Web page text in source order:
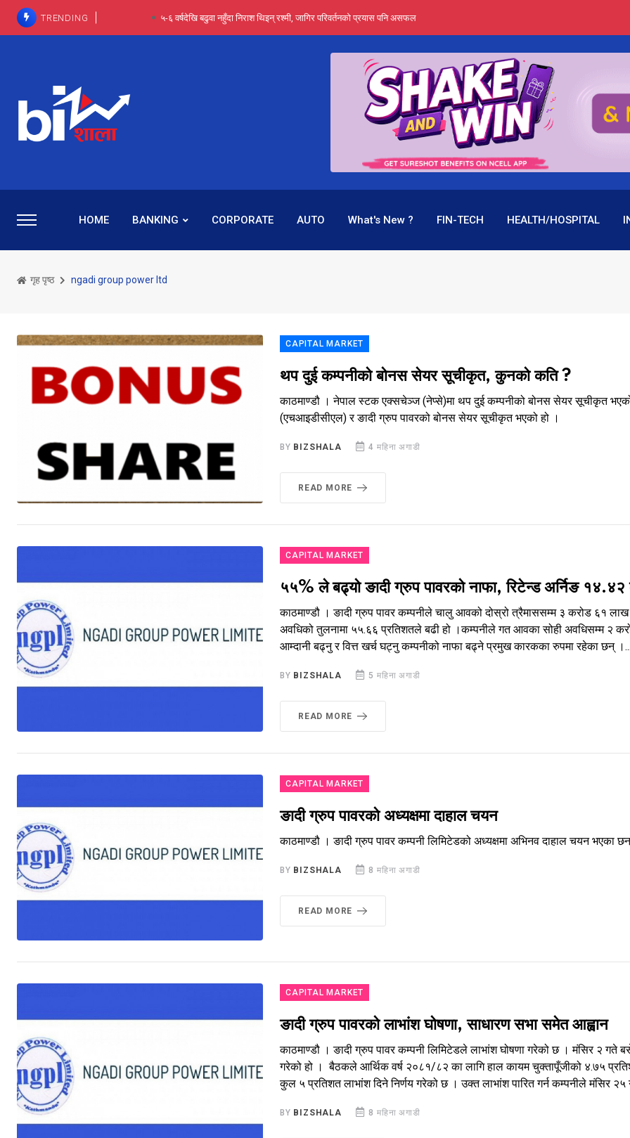
TRENDING आईपीओ आवेदन रोकिएका छैनन्, तर अब कम्पनी नबुझी दर्ता हुँदैन : सेबोन अध्यक्ष भट्ट
पाँच वर्षसम्म अदालत मौन, पद सकिएपछि महाप्रसाद ‘योग्य’ !
प्रभू बैंकका सञ्चालक बस्नेतमाथि राष्ट्र बैंकको ‘कन्सर्न’, प्रवक्ता भन्छन्- समूह फेरेर सञ्चालक पदमा बस्न मिल्दैन
५-६ वर्षदेखि बढुवा नहुँदा निराश थिइन् रश्मी, जागिर परिवर्तनको प्रयास पनि असफल
HOME BANKING CORPORATE AUTO What's New ? FIN-TECH HEALTH/HOSPITAL
गृह पृष्ठ ngadi group power ltd
CAPITAL MARKET
थप दुई कम्पनीको बोनस सेयर सूचीकृत, कुनको कति ?
काठमाण्डौ । नेपाल स्टक एक्सचेञ्ज (नेप्से)मा थप दुई कम्पनीको बोनस सेयर सूचीकृत
(एचआइडीसीएल) र ङादी ग्रुप पावरको बोनस सेयर सूचीकृत भएको हो ।
BY BIZSHALA 4 महिना अगाडी
READ MORE
CAPITAL MARKET
५५% ले बढ्यो ङादी ग्रुप पावरको नाफा, रिटेन्ड अर्निङ १४.४२
काठमाण्डौ । ङादी ग्रुप पावर कम्पनीले चालु आवको दोस्रो त्रैमाससम्म ३ करोड ६१
अवधिको तुलनामा ५५.६६ प्रतिशतले बढी हो ।कम्पनीले गत आवका सोही अवधिसम्म २
आम्दानी बढ्नु र वित्त खर्च घट्नु कम्पनीको नाफा बढ्ने प्रमुख कारकका रुपमा रहेका छन् ।...
BY BIZSHALA 5 महिना अगाडी
READ MORE
CAPITAL MARKET
ङादी ग्रुप पावरको अध्यक्षमा दाहाल चयन
काठमाण्डौ । ङादी ग्रुप पावर कम्पनी लिमिटेडको अध्यक्षमा अभिनव दाहाल चयन भएका
BY BIZSHALA 8 महिना अगाडी
READ MORE
CAPITAL MARKET
ङादी ग्रुप पावरको लाभांश घोषणा, साधारण सभा समेत आह्वान
काठमाण्डौ । ङादी ग्रुप पावर कम्पनी लिमिटेडले लाभांश घोषणा गरेको छ । मंसिर २
गरेको हो । बैठकले आर्थिक वर्ष २०८१/८२ का लागि हाल कायम चुक्तापूँजीको ४.७५
कुल ५ प्रतिशत लाभांश दिने निर्णय गरेको छ । उक्त लाभांश पारित गर्न कम्पनीले मंसिर २५
BY BIZSHALA 8 महिना अगाडी